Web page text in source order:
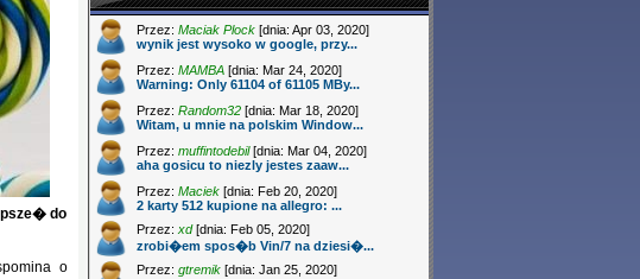
do
o
Przez: Maciak Plock [dnia: Apr 03, 2020]
wynik jest wysoko w google, przy...
Przez: MAMBA [dnia: Mar 24, 2020]
Warning: Only 61104 of 61105 MBy...
Przez: Random32 [dnia: Mar 18, 2020]
Witam, u mnie na polskim Window...
Przez: muffintodebil[dnia: Mar 04, 2020]
aha gosicu to niezly jestes zaaw...
Przez: Maciek [dnia: Feb 20, 2020]
2 karty 512 kupione na allegro: ...
Przez: xd[dnia: Feb 05, 2020]
zrobi�em spos�b Vin/7 na dziesi�...
Przez: gtremik [dnia: Jan 25, 2020]